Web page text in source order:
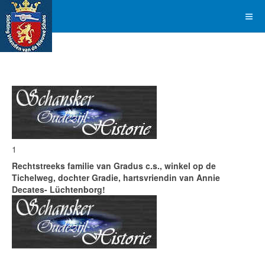
1
Rechtstreeks familie van Gradus c.s., winkel op de
Tichelweg, dochter Gradie, hartsvriendin van Annie
Decates- Lüchtenborg!